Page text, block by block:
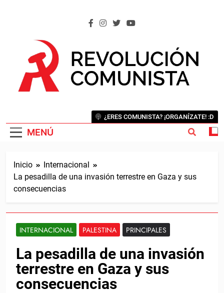
MENÚ
¿ERES COMUNISTA? ¡ORGANÍZATE! :D
Inicio
Internacional
La pesadilla de una invasión terrestre en Gaza y sus
consecuencias
INTERNACIONAL PALESTINA PRINCIPALES
La pesadilla de una invasión
terrestre en Gaza y sus
consecuencias